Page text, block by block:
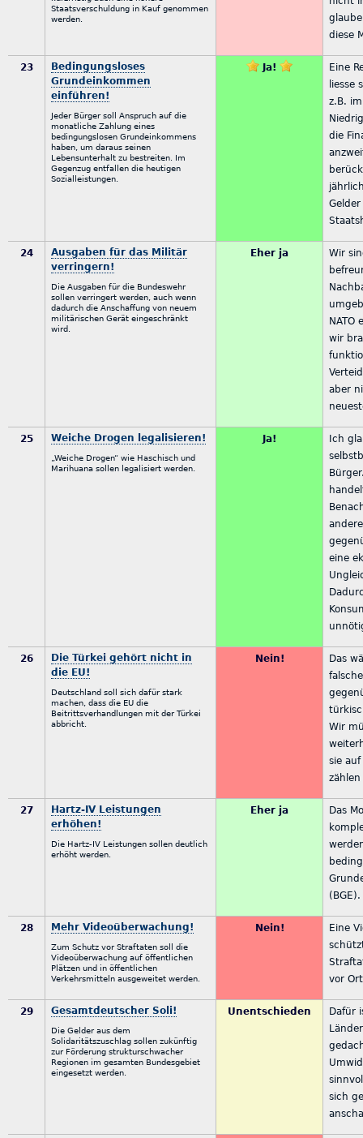
Staatsverschuldung in Kauf genommen
werden.
diese
23
Bedingungsloses
Grundeinkommen
einführen!
Jeder Bürger soll Anspruch auf die
monatliche Zahlung eines
bedingungslosen Grundeinkommens
haben, um daraus seinen
Lebensunterhalt zu bestreiten. Im
Gegenzug entfallen die heutigen
Sozialleistungen.
Ja!
Eine
liesse
z.B. im
die
24
Ausgaben für das Militär
verringern!
Die Ausgaben für die Bundeswehr
sollen verringert werden, auch wenn
dadurch die Anschaffung von neuem
militärischen Gerät eingeschränkt
wird.
Eher ja
Wir
NATO
wir
aber
25 Weiche Drogen legalisieren!
„Weiche Drogen“ wie Haschisch und
Marihuana sollen legalisiert werden.
Ja!
Ich
eine
26
Die Türkei gehört nicht in
die EU!
Deutschland soll sich dafür stark
machen, dass die EU die
Beitrittsverhandlungen mit der Türkei
abbricht.
Nein!
Das
Wir
sie
27
Hartz-IV Leistungen
erhöhen!
Die Hartz-IV Leistungen sollen deutlich
erhöht werden.
Eher ja
Das
(BGE).
28 Mehr Videoüberwachung!
Zum Schutz vor Straftaten soll die
Videoüberwachung auf öffentlichen
Plätzen und in öffentlichen
Verkehrsmitteln ausgeweitet werden.
Nein!
Eine
vor
29 Gesamtdeutscher Soli!
Die Gelder aus dem
Solidaritätszuschlag sollen zukünftig
zur Förderung strukturschwacher
Regionen im gesamten Bundesgebiet
eingesetzt werden.
Unentschieden
Dafür
sich